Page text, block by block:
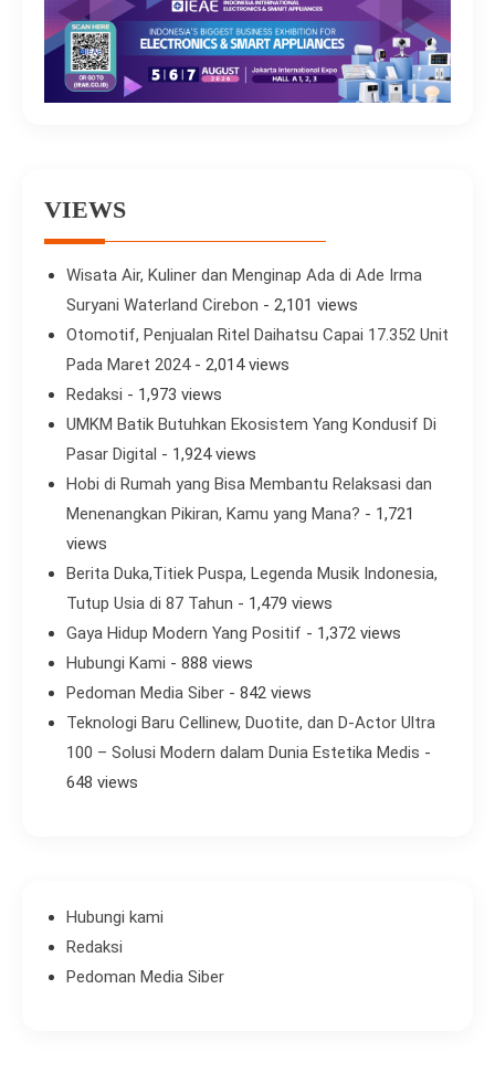
VIEWS
Wisata Air, Kuliner dan Menginap Ada di Ade Irma
Suryani Waterland Cirebon - 2,101 views
Otomotif, Penjualan Ritel Daihatsu Capai 17.352 Unit
Pada Maret 2024- 2,014 views
Redaksi - 1,973 views
UMKM Batik Butuhkan Ekosistem Yang Kondusif Di
Pasar Digital - 1,924 views
Hobi di Rumah yang Bisa Membantu Relaksasi dan
Menenangkan Pikiran, Kamu yang Mana? - 1,721
views
Berita Duka,Titiek Puspa, Legenda Musik Indonesia,
Tutup Usia di 87 Tahun - 1,479 views
Gaya Hidup Modern Yang Positif - 1,372 views
Hubungi Kami - 888 views
Pedoman Media Siber - 842 views
Teknologi Baru Cellinew, Duotite, dan D-Actor Ultra
100 – Solusi Modern dalam Dunia Estetika Medis -
648 views
Hubungi kami
Redaksi
Pedoman Media Siber